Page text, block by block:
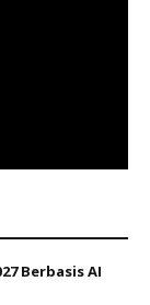
Berbasis AI